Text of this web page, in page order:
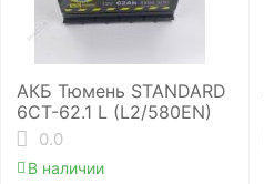
АКБ Тюмень STANDARD
6СТ-62.1 L (L2/580EN)
0.0
В наличии